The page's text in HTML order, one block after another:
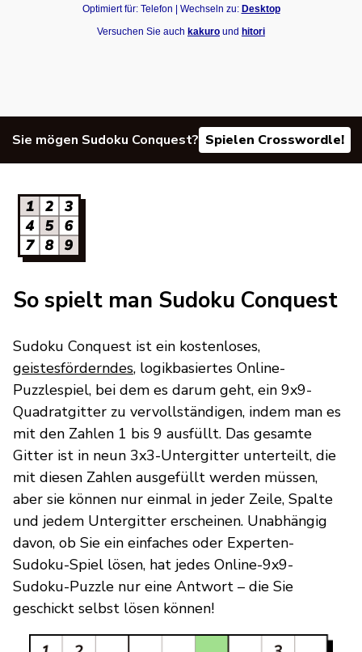
Optimiert für: Telefon | Wechseln zu: Desktop
Versuchen Sie auch kakuro und hitori
Sie mögen Sudoku Conquest? Spielen Crosswordle!
So spielt man Sudoku Conquest
Sudoku Conquest ist ein kostenloses,
geistesförderndes, logikbasiertes Online-
Puzzlespiel, bei dem es darum geht, ein 9x9-
Quadratgitter zu vervollständigen, indem man es
mit den Zahlen 1 bis 9 ausfüllt. Das gesamte
Gitter ist in neun 3x3-Untergitter unterteilt, die
mit diesen Zahlen ausgefüllt werden müssen,
aber sie können nur einmal in jeder Zeile, Spalte
und jedem Untergitter erscheinen. Unabhängig
davon, ob Sie ein einfaches oder Experten-
Sudoku-Spiel lösen, hat jedes Online-9x9-
Sudoku-Puzzle nur eine Antwort – die Sie
geschickt selbst lösen können!